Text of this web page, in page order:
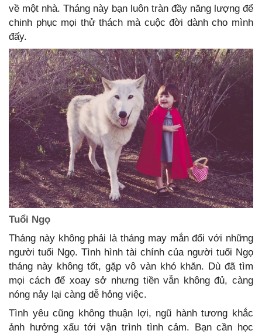
về một nhà. Tháng này bạn luôn tràn đầy năng lượng để
chinh phục mọi thử thách mà cuộc đời dành cho mình
đấy.
Tuổi Ngọ
Tháng này không phải là tháng may mắn đối với những
người tuổi Ngọ. Tình hình tài chính của người tuổi Ngọ
tháng này không tốt, gặp vô vàn khó khăn. Dù đã tìm
mọi cách để xoay sở nhưng tiền vẫn không đủ, càng
nóng nảy lại càng dễ hỏng việc.
Tình yêu cũng không thuận lợi, ngũ hành tương khắc
ảnh hưởng xấu tới vận trình tình cảm. Bạn cần học